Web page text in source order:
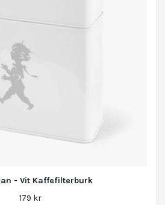
- Vit Kaffefilterburk
179 kr